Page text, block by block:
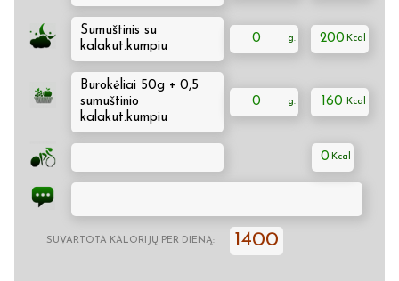
Sumuštinis su
kalakut.kumpiu
0 200
Burokėliai 50g + 0,5
sumuštinio
kalakut.kumpiu
0 160
0
SUVARTOTA KALORIJŲ PER DIENĄ: 1400